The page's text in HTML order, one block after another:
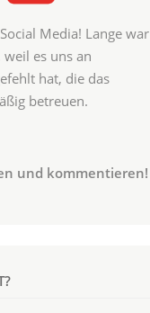
Media! Lange war
es uns an
hat, die das
betreuen.
und kommentieren!